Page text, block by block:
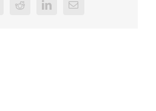
Reddit LinkedInEmail